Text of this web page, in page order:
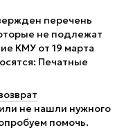
перечень
не подлежат
КМУ от 19 марта
Печатные
не нашли нужного
помочь.